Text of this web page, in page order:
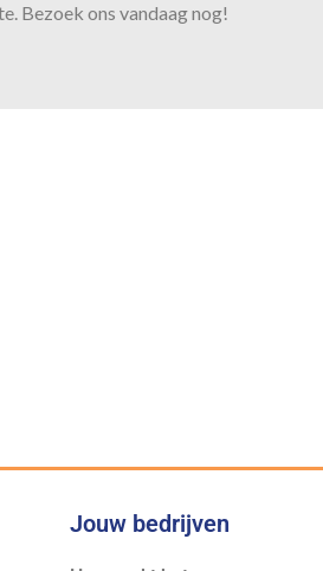
Bezoek ons vandaag nog!
Jouw bedrijven